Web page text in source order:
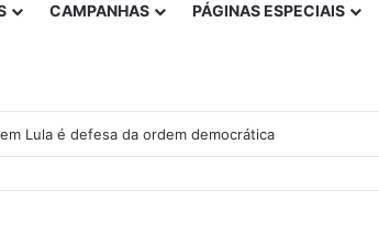
CAMPANHAS PÁGINAS ESPECIAIS
Lula é defesa da ordem democrática